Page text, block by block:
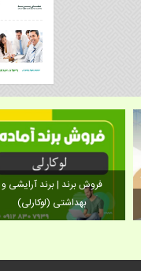
فروش برند | برند آرایشی و
بهداشتی (لوکارلی)